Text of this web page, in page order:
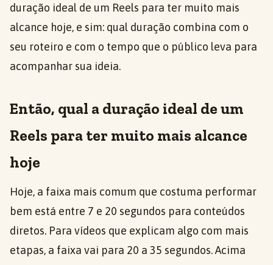
duração ideal de um Reels para ter muito mais
alcance hoje, e sim: qual duração combina com o
seu roteiro e com o tempo que o público leva para
acompanhar sua ideia.
Então, qual a duração ideal de um
Reels para ter muito mais alcance
hoje
Hoje, a faixa mais comum que costuma performar
bem está entre 7 e 20 segundos para conteúdos
diretos. Para vídeos que explicam algo com mais
etapas, a faixa vai para 20 a 35 segundos. Acima